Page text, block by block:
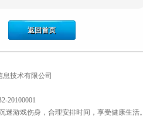
返回首页
技术有限公司
20100001
游戏伤身，合理安排时间，享受健康生活。